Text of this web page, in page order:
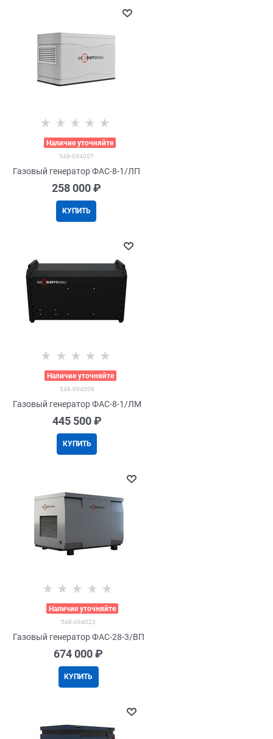
Наличие уточняйте
548-094007
Газовый генератор ФАС-8-1/ЛП
258 000 ₽
КУПИТЬ
Наличие уточняйте
548-094008
Газовый генератор ФАС-8-1/ЛМ
445 500 ₽
КУПИТЬ
Наличие уточняйте
548-094023
Газовый генератор ФАС-28-3/ВП
674 000 ₽
КУПИТЬ